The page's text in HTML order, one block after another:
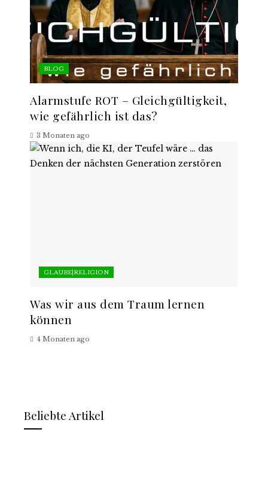
BLOG
Alarmstufe ROT – Gleichgültigkeit,
wie gefährlich ist das?
3 Monaten ago
GLAUBE|RELIGION
Was wir aus dem Traum lernen
können
4 Monaten ago
Beliebte Artikel